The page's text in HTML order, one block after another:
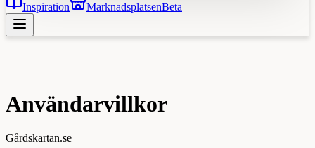
Inspiration
MarknadsplatsenBeta
Användarvillkor
Gårdskartan.se